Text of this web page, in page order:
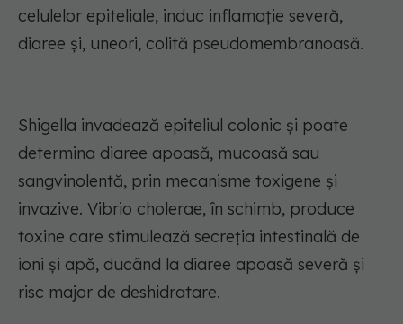
celulelor epiteliale, induc inflamație severă,
diaree și, uneori, colită pseudomembranoasă.
Shigella invadează epiteliul colonic și poate
determina diaree apoasă, mucoasă sau
sangvinolentă, prin mecanisme toxigene și
invazive. Vibrio cholerae, în schimb, produce
toxine care stimulează secreția intestinală de
ioni și apă, ducând la diaree apoasă severă și
risc major de deshidratare.